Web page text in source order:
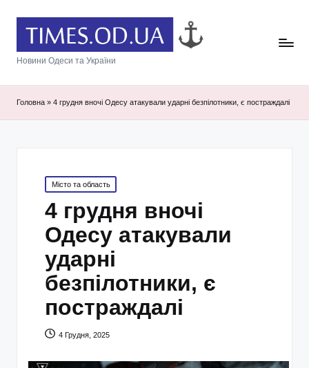
Новини Одеси та України
Головна » 4 грудня вночі Одесу атакували ударні безпілотники, є постраждалі
Posted
in
Місто та область
4 грудня вночі
Одесу атакували
ударні
безпілотники, є
постраждалі
4 Грудня, 2025